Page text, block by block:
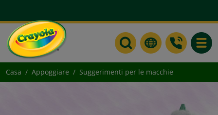
Casa Appoggiare Suggerimenti per le macchie